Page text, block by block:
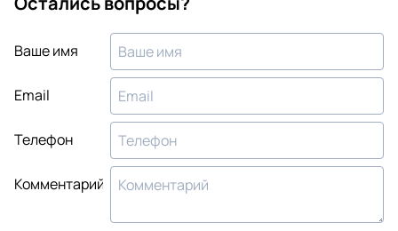
Ваше имя
Email
Телефон
Комментарий